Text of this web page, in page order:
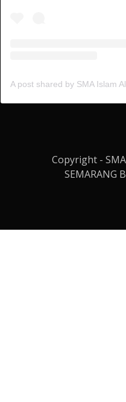
Copyright -
SEMARANG